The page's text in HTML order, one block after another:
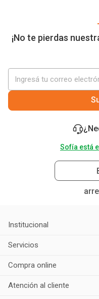
¡No te pierdas
Sofía está
Institucional
Servicios
Compra online
Atención al cliente